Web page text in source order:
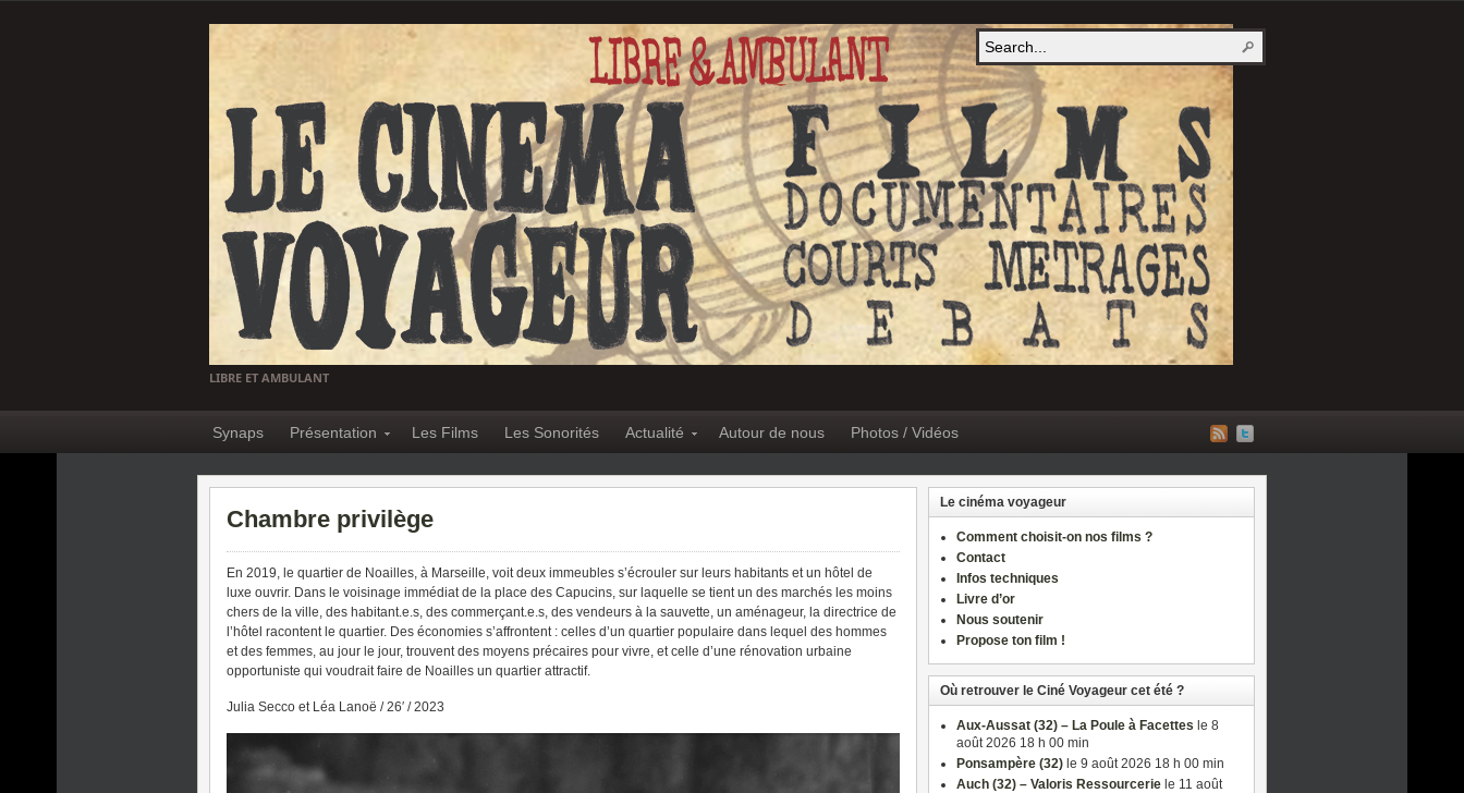
LIBRE ET AMBULANT
Synaps Présentation Les Films Les Sonorités Actualité Autour de nous Photos / Vidéos
Chambre privilège
En 2019, le quartier de Noailles, à Marseille, voit deux immeubles s’écrouler sur leurs habitants et un hôtel de
luxe ouvrir. Dans le voisinage immédiat de la place des Capucins, sur laquelle se tient un des marchés les moins
chers de la ville, des habitant.e.s, des commerçant.e.s, des vendeurs à la sauvette, un aménageur, la directrice de
l’hôtel racontent le quartier. Des économies s’affrontent : celles d’un quartier populaire dans lequel des hommes
et des femmes, au jour le jour, trouvent des moyens précaires pour vivre, et celle d’une rénovation urbaine
opportuniste qui voudrait faire de Noailles un quartier attractif.
Julia Secco et Léa Lanoë / 26′ / 2023
Le cinéma voyageur
Comment choisit-on nos films ?
Contact
Infos techniques
Livre d’or
Nous soutenir
Propose ton film !
Où retrouver le Ciné Voyageur cet été ?
Aux-Aussat (32) – La Poule à Facettes le 8
août 2026 18 h 00 min
Ponsampère (32) le 9 août 2026 18 h 00 min
Auch (32) – Valoris Ressourcerie le 11 août